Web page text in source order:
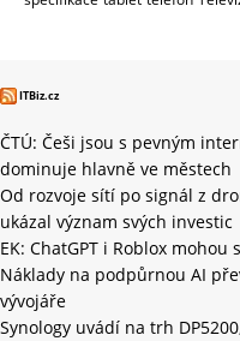
ITBiz.cz
ČTÚ: Češi jsou s pevným
dominuje hlavně ve městech
Od rozvoje sítí po signál z
ukázal význam svých investic
EK: ChatGPT i Roblox
Náklady na podpůrnou AI
vývojáře
Synology uvádí na trh